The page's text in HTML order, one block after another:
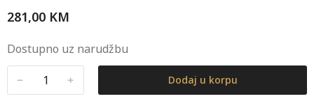
281,00 KM
Dostupno uz narudžbu
﹣ ﹢ Dodaj u korpu